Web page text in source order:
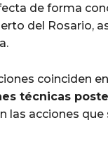
de forma
del Rosario,
coinciden en
técnicas
las acciones que